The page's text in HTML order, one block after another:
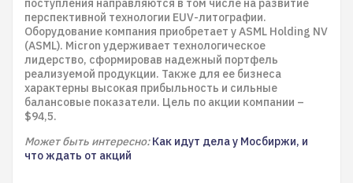
поступления направляются в том числе на развитие
перспективной технологии EUV-литографии.
Оборудование компания приобретает у ASML Holding NV
(ASML). Micron удерживает технологическое
лидерство, сформировав надежный портфель
реализуемой продукции. Также для ее бизнеса
характерны высокая прибыльность и сильные
балансовые показатели. Цель по акции компании –
$94,5.
Может быть интересно: Как идут дела у Мосбиржи, и
что ждать от акций